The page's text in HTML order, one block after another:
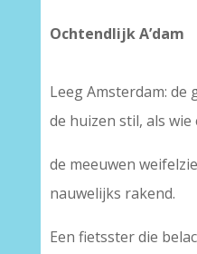
Ochtendlijk A’dam
Leeg Amsterdam: de
de huizen stil, als
de meeuwen
nauwelijks rakend.
Een fietsster die